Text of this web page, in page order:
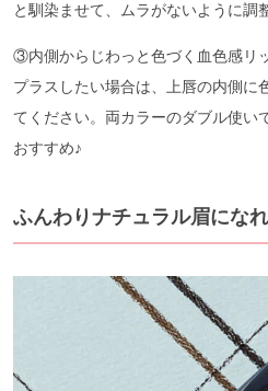
と馴染ませて、ムラがないように調
③内側からじわっと色づく血色感
プラスしたい場合は、上唇の内側に
てください。両カラーのダブル使い
おすすめ♪
ふんわりナチュラル眉にな